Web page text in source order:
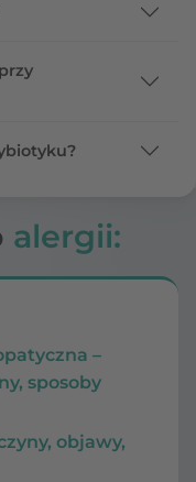
alergii:
–
sposoby
objawy,